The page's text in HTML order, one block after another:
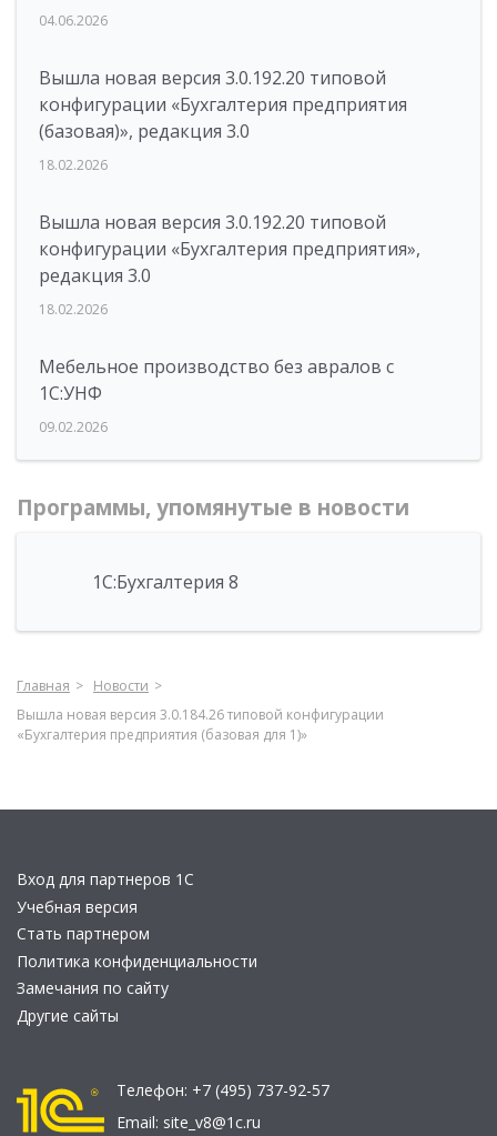
04.06.2026
Вышла новая версия 3.0.192.20 типовой
конфигурации «Бухгалтерия предприятия
(базовая)», редакция 3.0
18.02.2026
Вышла новая версия 3.0.192.20 типовой
конфигурации «Бухгалтерия предприятия»,
редакция 3.0
18.02.2026
Мебельное производство без авралов с
1С:УНФ
09.02.2026
Программы, упомянутые в новости
1С:Бухгалтерия 8
Главная
Новости
Вышла новая версия 3.0.184.26 типовой конфигурации
«Бухгалтерия предприятия (базовая для 1)»
Вход для партнеров 1С
Учебная версия
Стать партнером
Политика конфиденциальности
Замечания по сайту
Другие сайты
Телефон: +7 (495) 737-92-57
Email: site_v8@1c.ru